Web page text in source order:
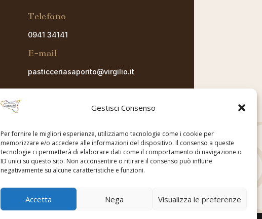
Gestisci Consenso
Per fornire le migliori esperienze, utilizziamo tecnologie come i cookie per
memorizzare e/o accedere alle informazioni del dispositivo. Il consenso a queste
tecnologie ci permetterà di elaborare dati come il comportamento di navigazione o
ID unici su questo sito. Non acconsentire o ritirare il consenso può influire
negativamente su alcune caratteristiche e funzioni.
Accetta Nega Visualizza le preferenze
Telefono
0941 34141
E-mail
pasticceriasaporito@virgilio.it